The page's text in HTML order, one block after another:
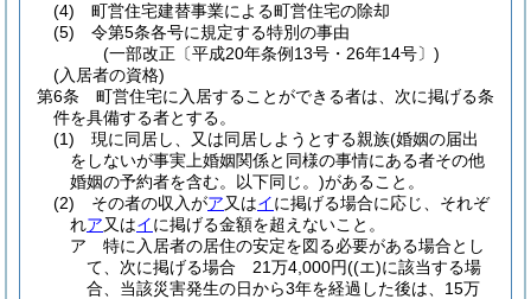
(4)
町営住宅建替事業による町営住宅の除却
(5)
令第5条各号に規定する特別の事由
(一部改正〔平成20年条例13号・26年14号〕)
(入居者の資格)
第6条
町営住宅に入居することができる者は、次に掲げる条
件を具備する者とする。
(1)
現に同居し、又は同居しようとする親族(婚姻の届出
をしないが事実上婚姻関係と同様の事情にある者その他
婚姻の予約者を含む。以下同じ。)があること。
(2)
その者の収入がア又はイに掲げる場合に応じ、それぞ
れア又はイに掲げる金額を超えないこと。
ア
特に入居者の居住の安定を図る必要がある場合とし
て、次に掲げる場合 21万4,000円((エ)に該当する場
合、当該災害発生の日から3年を経過した後は、15万